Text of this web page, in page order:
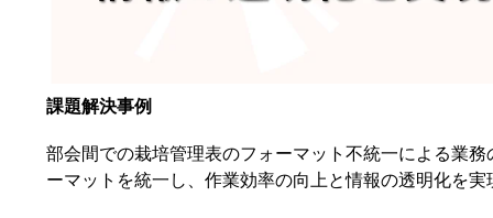
課題解決事例
部会間での栽培管理表のフォーマット不統一による業
ーマットを統一し、作業効率の向上と情報の透明化を実